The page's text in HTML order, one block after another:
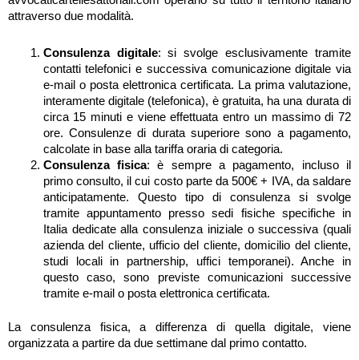
attraverso due modalità.
Consulenza digitale: si svolge esclusivamente tramite
contatti telefonici e successiva comunicazione digitale via
e-mail o posta elettronica certificata. La prima valutazione,
interamente digitale (telefonica), è gratuita, ha una durata di
circa 15 minuti e viene effettuata entro un massimo di 72
ore. Consulenze di durata superiore sono a pagamento,
calcolate in base alla tariffa oraria di categoria.
Consulenza fisica: è sempre a pagamento, incluso il
primo consulto, il cui costo parte da 500€ + IVA, da saldare
anticipatamente. Questo tipo di consulenza si svolge
tramite appuntamento presso sedi fisiche specifiche in
Italia dedicate alla consulenza iniziale o successiva (quali
azienda del cliente, ufficio del cliente, domicilio del cliente,
studi locali in partnership, uffici temporanei). Anche in
questo caso, sono previste comunicazioni successive
tramite e-mail o posta elettronica certificata.
La consulenza fisica, a differenza di quella digitale, viene
organizzata a partire da due settimane dal primo contatto.